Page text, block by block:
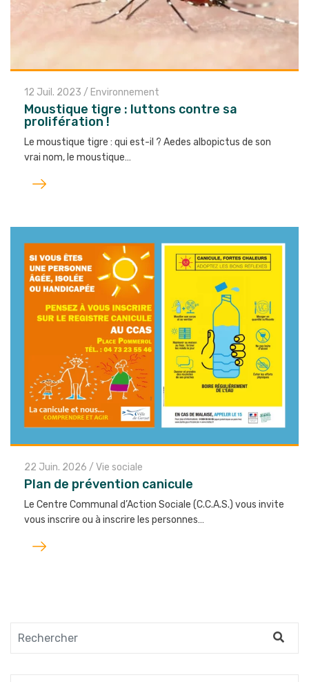
12 Juil. 2023 / Environnement
Moustique tigre : luttons contre sa
prolifération !
Le moustique tigre : qui est-il ? Aedes albopictus de son
vrai nom, le moustique…
Lire
l'article
22 Juin. 2026 / Vie sociale
Plan de prévention canicule
Le Centre Communal d’Action Sociale (C.C.A.S.) vous invite
vous inscrire ou à inscrire les personnes…
Lire
l'article